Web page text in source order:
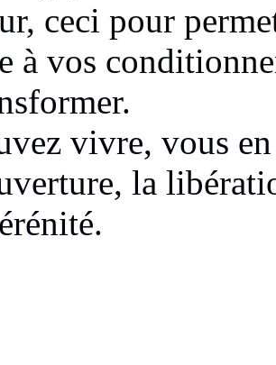
, ceci pour
à vos
.
vivre, vous
la